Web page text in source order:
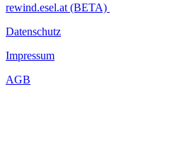
rewind.esel.at (BETA)
Datenschutz
Impressum
AGB